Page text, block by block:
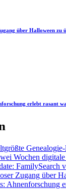
über Halloween zu
erlebt rasant
Wochen
FamilySearch
Zugang über
Ahnenforschung